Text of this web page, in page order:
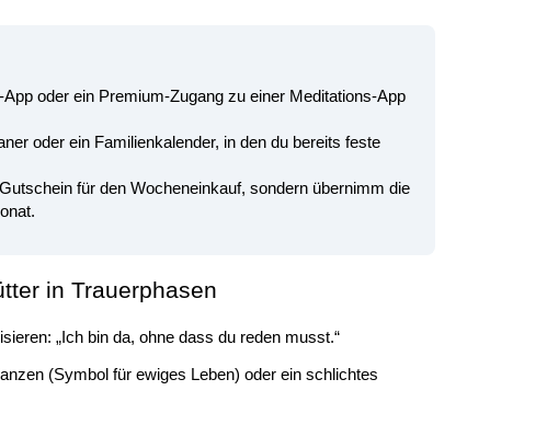
oder ein Premium-Zugang zu einer Meditations-App
oder ein Familienkalender, in den du bereits feste
für den Wocheneinkauf, sondern übernimm die
in Trauerphasen
„Ich bin da, ohne dass du reden musst.“
(Symbol für ewiges Leben) oder ein schlichtes